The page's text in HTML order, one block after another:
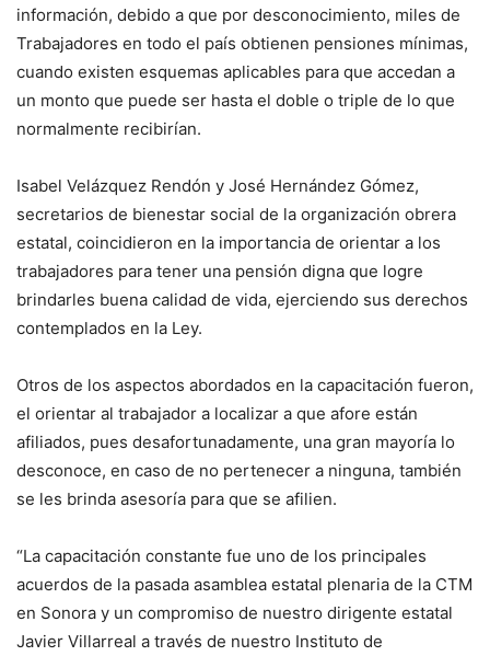
información, debido a que por desconocimiento, miles de
Trabajadores en todo el país obtienen pensiones mínimas,
cuando existen esquemas aplicables para que accedan a
un monto que puede ser hasta el doble o triple de lo que
normalmente recibirían.
Isabel Velázquez Rendón y José Hernández Gómez,
secretarios de bienestar social de la organización obrera
estatal, coincidieron en la importancia de orientar a los
trabajadores para tener una pensión digna que logre
brindarles buena calidad de vida, ejerciendo sus derechos
contemplados en la Ley.
Otros de los aspectos abordados en la capacitación fueron,
el orientar al trabajador a localizar a que afore están
afiliados, pues desafortunadamente, una gran mayoría lo
desconoce, en caso de no pertenecer a ninguna, también
se les brinda asesoría para que se afilien.
“La capacitación constante fue uno de los principales
acuerdos de la pasada asamblea estatal plenaria de la CTM
en Sonora y un compromiso de nuestro dirigente estatal
Javier Villarreal a través de nuestro Instituto de